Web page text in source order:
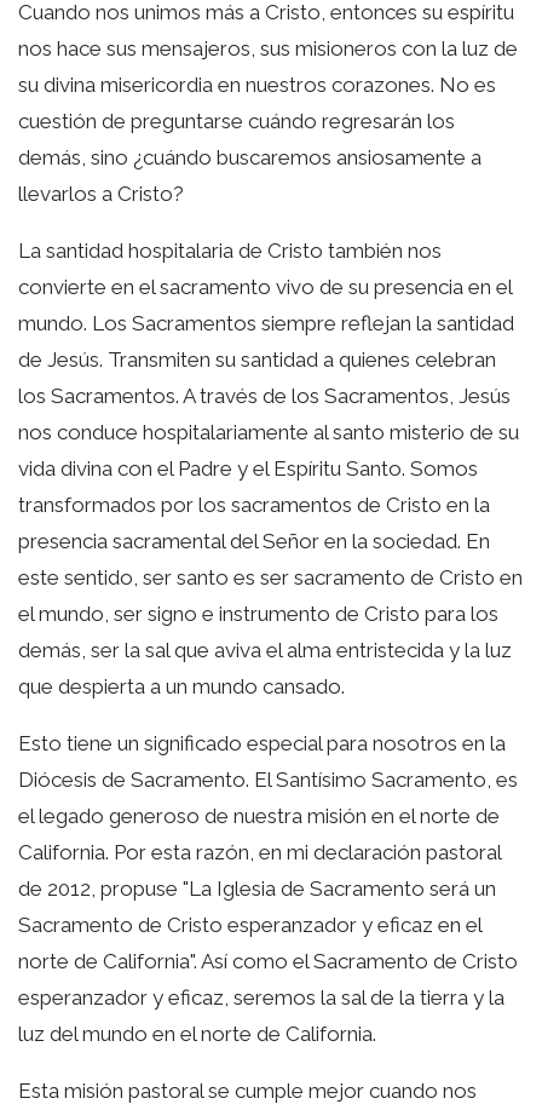
Cuando nos unimos más a Cristo, entonces su espíritu
nos hace sus mensajeros, sus misioneros con la luz de
su divina misericordia en nuestros corazones. No es
cuestión de preguntarse cuándo regresarán los
demás, sino ¿cuándo buscaremos ansiosamente a
llevarlos a Cristo?
La santidad hospitalaria de Cristo también nos
convierte en el sacramento vivo de su presencia en el
mundo. Los Sacramentos siempre reflejan la santidad
de Jesús. Transmiten su santidad a quienes celebran
los Sacramentos. A través de los Sacramentos, Jesús
nos conduce hospitalariamente al santo misterio de su
vida divina con el Padre y el Espíritu Santo. Somos
transformados por los sacramentos de Cristo en la
presencia sacramental del Señor en la sociedad. En
este sentido, ser santo es ser sacramento de Cristo en
el mundo, ser signo e instrumento de Cristo para los
demás, ser la sal que aviva el alma entristecida y la luz
que despierta a un mundo cansado.
Esto tiene un significado especial para nosotros en la
Diócesis de Sacramento. El Santísimo Sacramento, es
el legado generoso de nuestra misión en el norte de
California. Por esta razón, en mi declaración pastoral
de 2012, propuse "La Iglesia de Sacramento será un
Sacramento de Cristo esperanzador y eficaz en el
norte de California". Así como el Sacramento de Cristo
esperanzador y eficaz, seremos la sal de la tierra y la
luz del mundo en el norte de California.
Esta misión pastoral se cumple mejor cuando nos